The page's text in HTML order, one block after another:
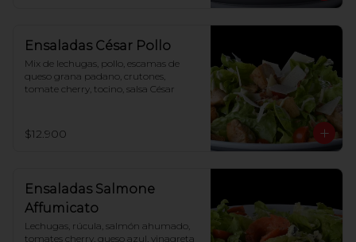
Ensaladas César Pollo
Mix de lechugas, pollo, escamas de
queso grana padano, crutones,
tomate cherry, tocino, salsa César
$12.900
Ensaladas Salmone
Affumicato
Lechugas, rúcula, salmón ahumado,
tomates cherry, queso azul, vinagreta